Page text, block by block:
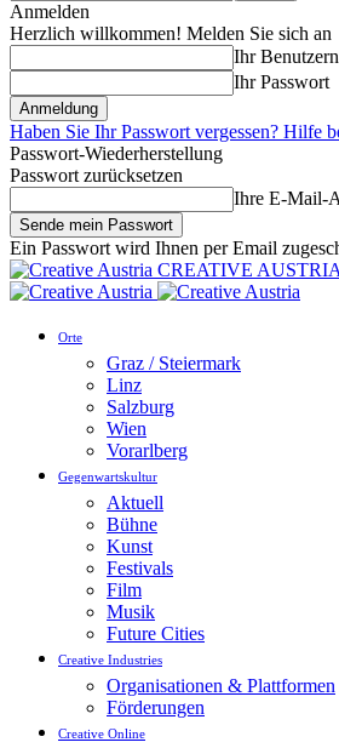
Anmelden
Herzlich willkommen! Melden Sie sich an
Ihr
Ihr Passwort
Haben Sie Ihr Passwort vergessen? Hilfe
Passwort-Wiederherstellung
Passwort zurücksetzen
Ihre E-Mail-
Ein Passwort wird Ihnen per Email
CREATIVE
Orte
Graz / Steiermark
Linz
Salzburg
Wien
Vorarlberg
Gegenwartskultur
Aktuell
Bühne
Kunst
Festivals
Film
Musik
Future Cities
Creative Industries
Organisationen & Plattformen
Förderungen
Creative Online